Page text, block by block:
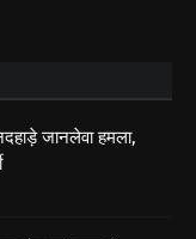
जानलेवा हमला,